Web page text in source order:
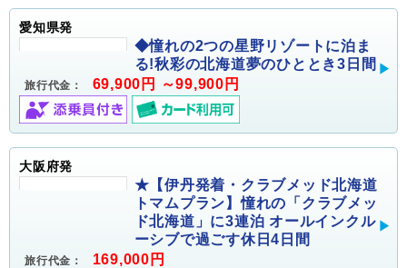
愛知県発
◆憧れの2つの星野リゾートに泊ま
る!秋彩の北海道夢のひととき3日間
旅行代金： 69,900円 ～99,900円
大阪府発
★【伊丹発着・クラブメッド北海道
トマムプラン】憧れの「クラブメッ
ド北海道」に3連泊 オールインクル
ーシブで過ごす休日4日間
旅行代金： 169,000円